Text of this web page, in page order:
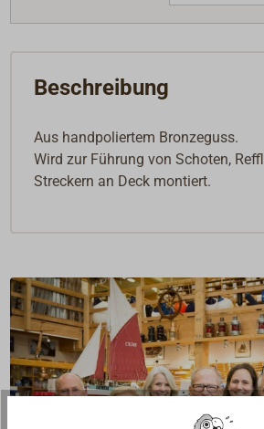
Beschreibung
Aus handpoliertem Bronzeguss.
Wird zur Führung von Schoten,
Streckern an Deck montiert.